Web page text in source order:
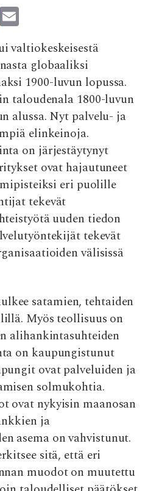
R
e m
ai
l
valtiokeskeisestä
globaaliksi
1900-luvun lopussa.
taloudenala 1800-luvun
alussa. Nyt palvelu- ja
elinkeinoja.
on järjestäytynyt
ovat hajautuneet
eri puolille
tekevät
uuden tiedon
tekevät
välisissä
satamien, tehtaiden
Myös teollisuus on
alihankintasuhteiden
on kaupungistunut
ovat palveluiden ja
solmukohtia.
ovat nykyisin maanosan
ja
asema on vahvistunut.
sitä, että eri
muodot on muutettu